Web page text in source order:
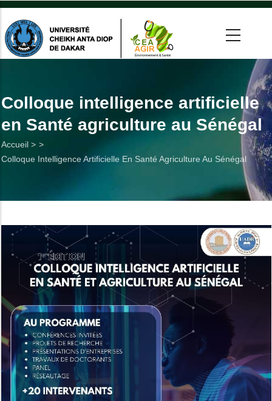
Aller
contenu
principal
Colloque intelligence artificielle
en Santé agriculture au Sénégal
Fil
d'Ariane
Accueil >
Colloque Intelligence Artificielle En Santé Agriculture Au Sénégal